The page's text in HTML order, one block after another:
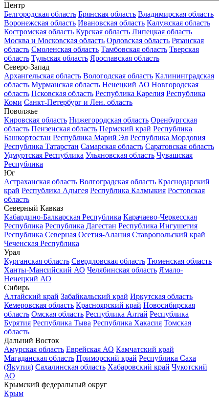
Центр
Белгородская область Брянская область Владимирская область
Воронежская область Ивановская область Калужская область
Костромская область Курская область Липецкая область
Москва и Московская область Орловская область Рязанская
область Смоленская область Тамбовская область Тверская
область Тульская область Ярославская область
Северо-Запад
Архангельская область Вологодская область Калининградская
область Мурманская область Ненецкий АО Новгородская
область Псковская область Республика Карелия Республика
Коми Санкт-Петербург и Лен. область
Поволжье
Кировская область Нижегородская область Оренбургская
область Пензенская область Пермский край Республика
Башкортостан Республика Марий Эл Республика Мордовия
Республика Татарстан Самарская область Саратовская область
Удмуртская Республика Ульяновская область Чувашская
Республика
Юг
Астраханская область Волгоградская область Краснодарский
край Республика Адыгея Республика Калмыкия Ростовская
область
Северный Кавказ
Кабардино-Балкарская Республика Карачаево-Черкесская
Республика Республика Дагестан Республика Ингушетия
Республика Северная Осетия-Алания Ставропольский край
Чеченская Республика
Урал
Курганская область Свердловская область Тюменская область
Ханты-Мансийский АО Челябинская область Ямало-
Ненецкий АО
Сибирь
Алтайский край Забайкальский край Иркутская область
Кемеровская область Красноярский край Новосибирская
область Омская область Республика Алтай Республика
Бурятия Республика Тыва Республика Хакасия Томская
область
Дальний Восток
Амурская область Еврейская АО Камчатский край
Магаданская область Приморский край Республика Саха
(Якутия) Сахалинская область Хабаровский край Чукотский
АО
Крымский федеральный округ
Крым